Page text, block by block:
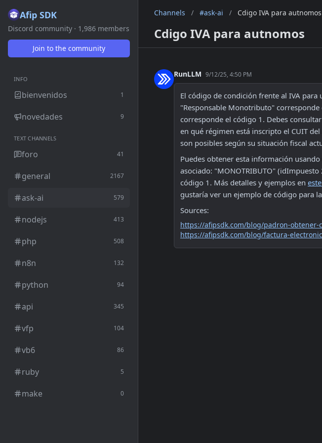
Afip SDK
Discord community · 1,986 members
Join to the community
INFO
bienvenidos 1
novedades 9
TEXT CHANNELS
foro 41
general 2167
ask-ai 579
nodejs 413
php 508
n8n 132
python 94
api 345
vfp 104
vb6 86
ruby 5
make 0
Channels / #ask-ai / Cdigo IVA para autnomos
Cdigo IVA para autnomos
RunLLM 9/12/25, 4:50 PM
El código de condición frente al IVA
"Responsable Monotributo"
corresponde el código 1. Debes
en qué régimen está inscripto el CUIT
son posibles según su situación fiscal
Puedes obtener esta información
asociado: "MONOTRIBUTO"
código 1. Más detalles y ejemplos en
gustaría ver un ejemplo de código para
Sources:
https://afipsdk.com/blog/padron-
https://afipsdk.com/blog/factura-